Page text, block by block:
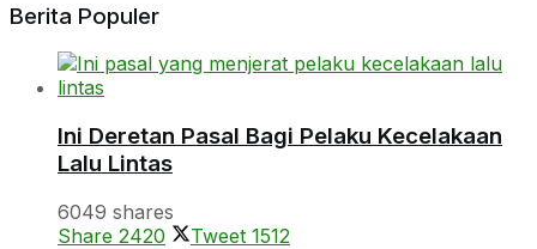
Berita Populer
Ini Deretan Pasal Bagi Pelaku Kecelakaan
Lalu Lintas
6049 shares
Share 2420 Tweet 1512